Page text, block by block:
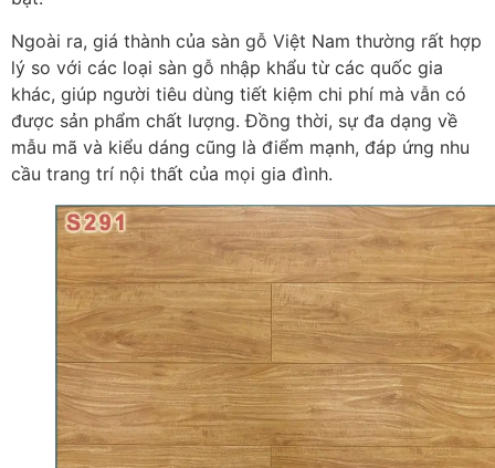
Ngoài ra, giá thành của sàn gỗ Việt Nam thường rất hợp
lý so với các loại sàn gỗ nhập khẩu từ các quốc gia
khác, giúp người tiêu dùng tiết kiệm chi phí mà vẫn có
được sản phẩm chất lượng. Đồng thời, sự đa dạng về
mẫu mã và kiểu dáng cũng là điểm mạnh, đáp ứng nhu
cầu trang trí nội thất của mọi gia đình.